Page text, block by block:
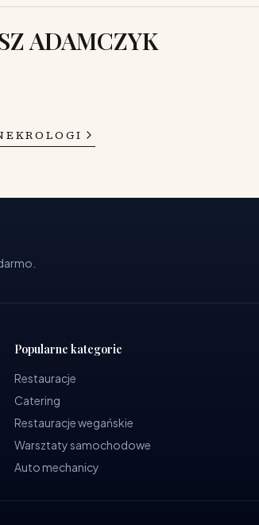
ADAMCZYK
Popularne kategorie
Restauracje
Catering
Restauracje wegańskie
Warsztaty samochodowe
Auto mechanicy